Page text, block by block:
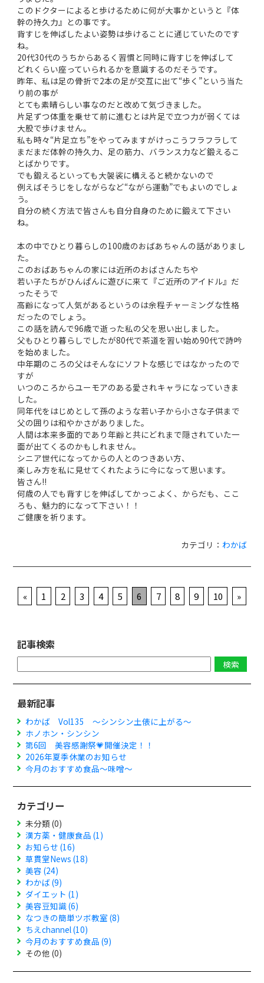
このドクターによると歩けるために何が大事かというと『体
幹の持久力』との事です。
背すじを伸ばしたよい姿勢は歩けることに通じていたのです
ね。
20代30代のうちからあるく習慣と同時に背すじを伸ばして
どれくらい座っていられるかを意識するのだそうです。
昨年、私は足の骨折で2本の足が交互に出て“歩く”という当た
り前の事が
とても素晴らしい事なのだと改めて気づきました。
片足ずつ体重を乗せて前に進むとは片足で立つ力が弱くては
大股で歩けません。
私も時々“片足立ち”をやってみますがけっこうフラフラして
まだまだ体幹の持久力、足の筋力、バランス力など鍛えるこ
とばかりです。
でも鍛えるといっても大袈裟に構えると続かないので
例えばそうじをしながらなど“ながら運動”でもよいのでしょ
う。
自分の続く方法で皆さんも自分自身のために鍛えて下さい
ね。
本の中でひとり暮らしの100歳のおばあちゃんの話がありまし
た。
このおばあちゃんの家には近所のおばさんたちや
若い子たちがひんぱんに遊びに来て『ご近所のアイドル』だ
ったそうで
高齢になって人気があるというのは余程チャーミングな性格
だったのでしょう。
この話を読んで96歳で逝った私の父を思い出しました。
父もひとり暮らしでしたが80代で茶道を習い始め90代で詩吟
を始めました。
中年期のころの父はそんなにソフトな感じではなかったので
すが
いつのころからユーモアのある愛されキャラになっていきま
した。
同年代をはじめとして孫のような若い子から小さな子供まで
父の囲りは和やかさがありました。
人間は本来多面的であり年齢と共にどれまで隠されていた一
面が出てくるのかもしれません。
シニア世代になってからの人とのつきあい方、
楽しみ方を私に見せてくれたように今になって思います。
皆さん!!
何歳の人でも背すじを伸ばしてかっこよく、からだも、ここ
ろも、魅力的になって下さい！！
ご健康を祈ります。
カテゴリ： わかば
« 1 2 3 4 5 6 7 8 9 10 »
記事検索
最新記事
わかば Vol135 ～シンシン土俵に上がる～
ホノホン・シンシン
第6回 美容感謝祭💗開催決定！！
2026年夏季休業のお知らせ
今月のおすすめ食品～味噌～
カテゴリー
未分類 (0)
漢方薬・健康食品 (1)
お知らせ (16)
草貫堂News (18)
美容 (24)
わかば (9)
ダイエット (1)
美容豆知識 (6)
なつきの簡単ツボ教室 (8)
ちえchannel (10)
今月のおすすめ食品 (9)
その他 (0)